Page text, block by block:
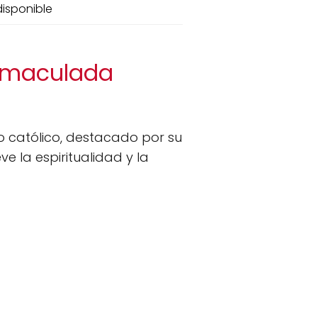
católico, destacado por su
la espiritualidad y la